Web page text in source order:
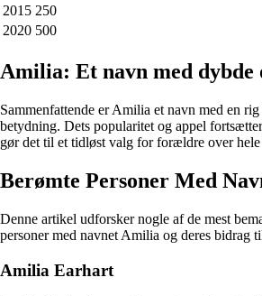
2015 250
2020 500
Amilia: Et navn med dybde
Sammenfattende er Amilia et navn med en
betydning. Dets popularitet og appel
gør det til et tidløst valg for forældre over hele
Berømte Personer Med
Denne artikel udforsker nogle af de mest
personer med navnet Amilia og deres bidrag
Amilia Earhart